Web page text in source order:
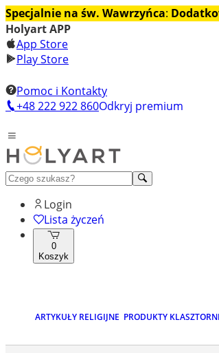
Specjalnie na św. Wawrzyńca:
Holyart APP
App Store
Play Store
Pomoc i Kontakty
+48 222 922 860Odkryj premium
Login
Lista życzeń
0
Koszyk
ARTYKUŁY RELIGIJNE PRODUKTY